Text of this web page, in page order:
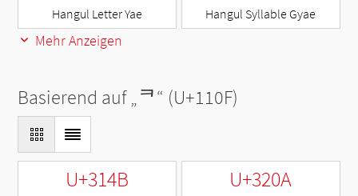
Hangul Letter Yae Hangul Syllable Gyae
Mehr Anzeigen
Basierend auf „ᄏ“ (U+110F)
U+314B U+320A